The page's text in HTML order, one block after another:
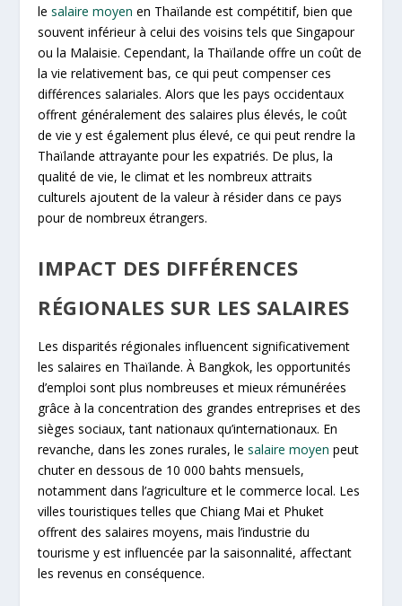
lesalaire moyen en Thaïlande est compétitif, bien que
souvent inférieur à celui des voisins tels que Singapour
ou la Malaisie. Cependant, la Thaïlande offre un coût de
la vie relativement bas, ce qui peut compenser ces
différences salariales. Alors que les pays occidentaux
offrent généralement des salaires plus élevés, le coût
de vie y est également plus élevé, ce qui peut rendre la
Thaïlande attrayante pour les expatriés. De plus, la
qualité de vie, le climat et les nombreux attraits
culturels ajoutent de la valeur à résider dans ce pays
pour de nombreux étrangers.
IMPACT DES DIFFÉRENCES
RÉGIONALES SUR LES SALAIRES
Les disparités régionales influencent significativement
les salaires en Thaïlande. À Bangkok, les opportunités
d’emploi sont plus nombreuses et mieux rémunérées
grâce à la concentration des grandes entreprises et des
sièges sociaux, tant nationaux qu’internationaux. En
revanche, dans les zones rurales, lesalaire moyen peut
chuter en dessous de 10 000 bahts mensuels,
notamment dans l’agriculture et le commerce local. Les
villes touristiques telles que Chiang Mai et Phuket
offrent des salaires moyens, mais l’industrie du
tourisme y est influencée par la saisonnalité, affectant
les revenus en conséquence.